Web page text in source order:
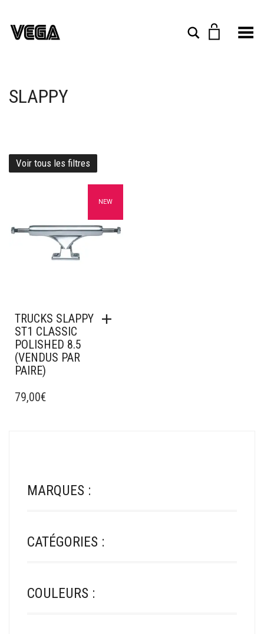
Rechercher
Toggle Menu
SLAPPY
Voir tous les filtres
Ajouter à mes favorisNEW
TRUCKS SLAPPY
ST1 CLASSIC
POLISHED 8.5
(VENDUS PAR
PAIRE)
79,00€
MARQUES :
CATÉGORIES :
COULEURS :